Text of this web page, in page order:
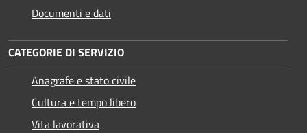
Documenti e dati
CATEGORIE DI SERVIZIO
Anagrafe e stato civile
Cultura e tempo libero
Vita lavorativa